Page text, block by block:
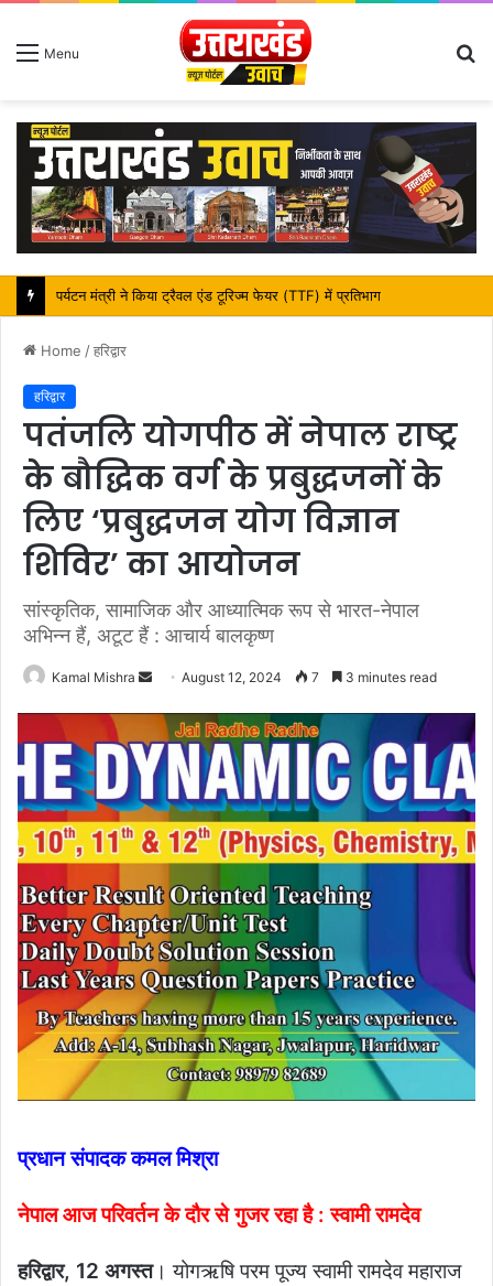
Menu
महापौर शंभू पासवान के जन्मदिवस पर क्षेत्र में विकास की सौगात
Home /हरिद्वार
हरिद्वार
पतंजलि योगपीठ में नेपाल राष्ट्र
के बौद्धिक वर्ग के प्रबुद्धजनों के
लिए ‘प्रबुद्धजन योग विज्ञान
शिविर’ का आयोजन
सांस्कृतिक, सामाजिक और आध्यात्मिक रूप से भारत-नेपाल
अभिन्न हैं, अटूट हैं : आचार्य बालकृष्ण
Kamal Mishra
Send
email
August 12, 2024 7 3 minutes read
प्रधान संपादक कमल मिश्रा
नेपाल आज परिवर्तन के दौर से गुजर रहा है : स्वामी रामदेव
हरिद्वार, 12 अगस्त। योगऋषि परम पूज्य स्वामी रामदेव महाराज